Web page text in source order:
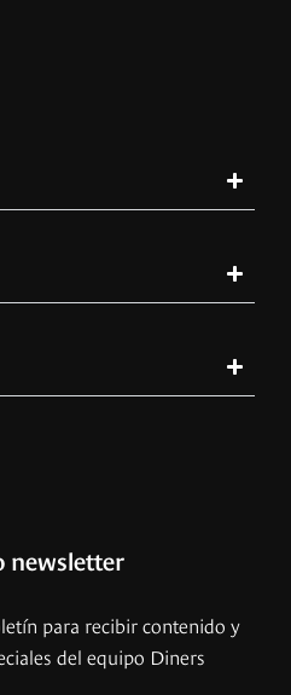
newsletter
para recibir contenido y
del equipo Diners